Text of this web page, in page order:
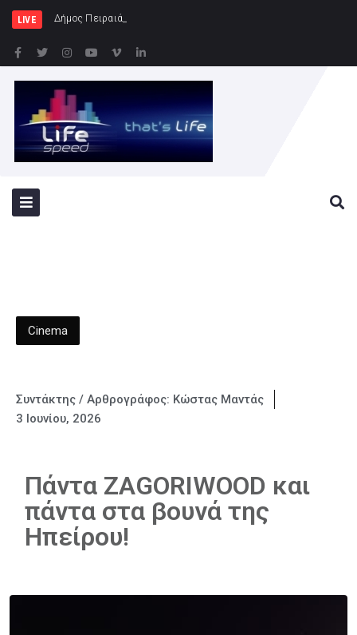
LIVE Δήμος Πειραιά : Συγκέντρωση ειδών
Cinema
Συντάκτης / Αρθρογράφος: Κώστας Μαντάς
3 Ιουνίου, 2026
Πάντα ZAGORIWOOD και
πάντα στα βουνά της
Ηπείρου!